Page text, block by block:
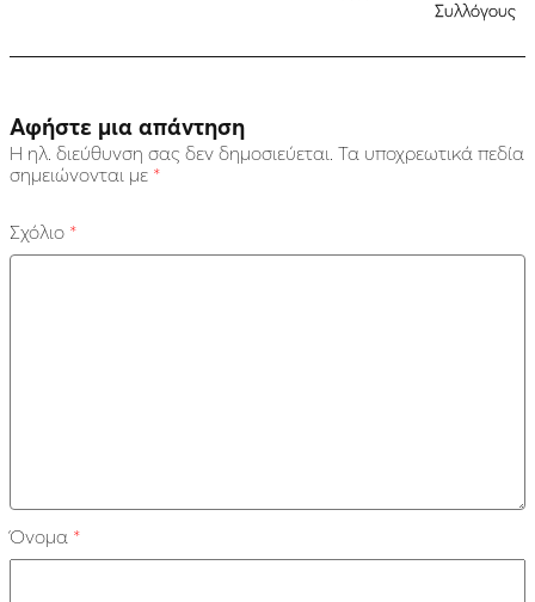
Συλλόγους
Αφήστε μια απάντηση
Η ηλ. διεύθυνση σας δεν δημοσιεύεται. Τα υποχρεωτικά πεδία
σημειώνονται με *
Σχόλιο *
Όνομα *